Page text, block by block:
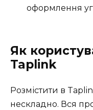
оформлення
Як
Taplink
Розмістити в
нескладно. Вся